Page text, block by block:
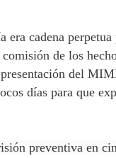
era cadena
de los
del
días para que
preventiva en